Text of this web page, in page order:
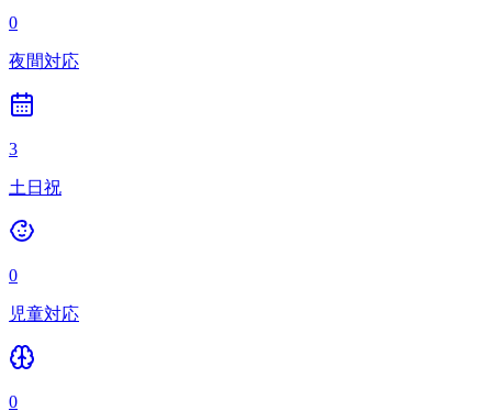
0
夜間対応
3
土日祝
0
児童対応
0